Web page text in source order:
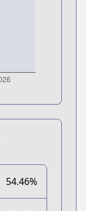
54.46%